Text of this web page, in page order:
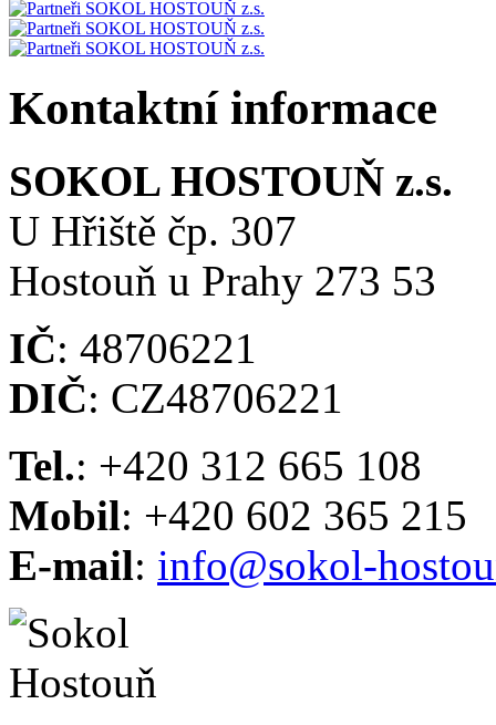
Kontaktní informace
SOKOL HOSTOUŇ z.s.
U Hřiště čp. 307
Hostouň u Prahy 273 53
IČ: 48706221
DIČ: CZ48706221
Tel.: +420 312 665 108
Mobil: +420 602 365 215
E-mail: info@sokol-